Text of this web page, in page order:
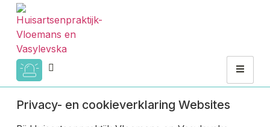
Privacy- en cookieverklaring Websites